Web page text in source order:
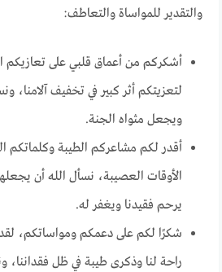
والتقدير للمواساة والتعاطف:
أشكركم من أعماق قلبي على تعازيكم
لتعزيتكم أثر كبير في تخفيف آلامنا،
ويجعل مثواه الجنة.
أقدر لكم مشاعركم الطيبة وكلماتكم
الأوقات العصيبة، نسأل الله أن
يرحم فقيدنا ويغفر له.
شكرًا لكم على دعمكم ومواساتكم،
راحة لنا وذكرى طيبة في ظل فقداننا،